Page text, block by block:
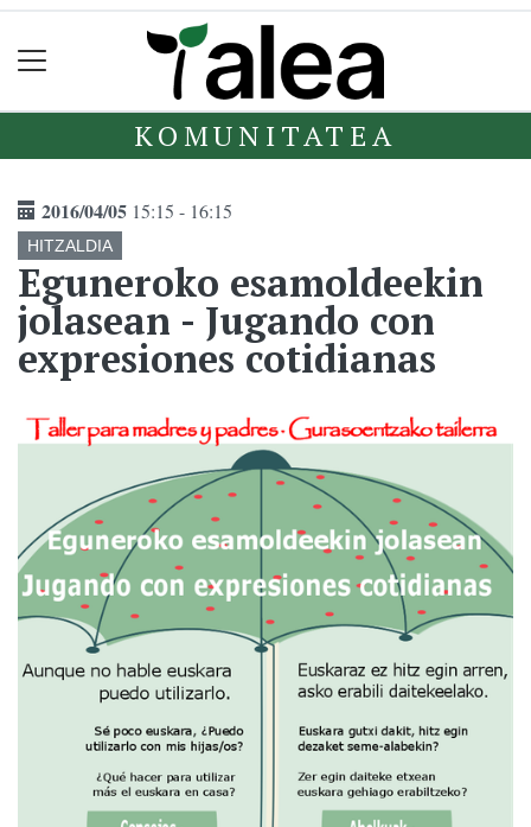
KOMUNITATEA
2016/04/05 15:15 - 16:15
HITZALDIA
Eguneroko esamoldeekin
jolasean - Jugando con
expresiones cotidianas